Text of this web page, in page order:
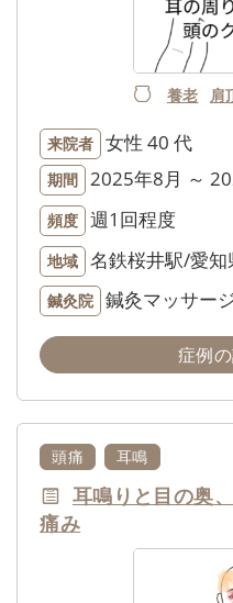
養老 肩
来院者 女性 40 代
期間 2025年8月 ～
頻度 週1回程度
地域 名鉄桜井駅/愛知
鍼灸院 鍼灸マッサー
症例
頭痛 耳鳴
耳鳴りと目の奥
痛み